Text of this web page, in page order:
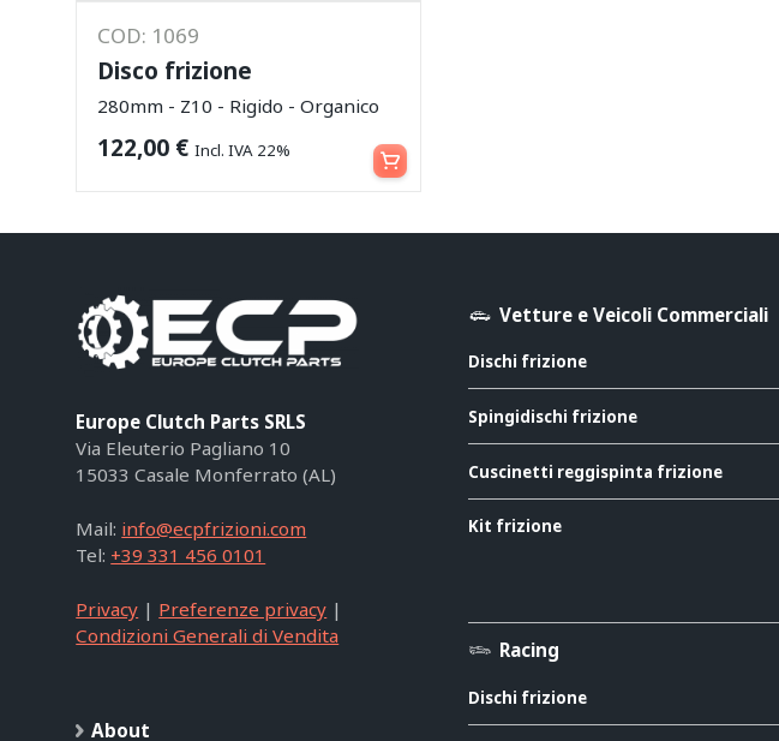
COD: 1069
Disco frizione
280mm - Z10 - Rigido - Organico
122,00 € Incl. IVA 22% Aggiungi al carrello
Europe Clutch Parts SRLS
Via Eleuterio Pagliano 10
15033 Casale Monferrato (AL)
Mail: info@ecpfrizioni.com
Tel: +39 331 456 0101
Privacy | Preferenze privacy |
Condizioni Generali di Vendita
About
Vetture e Veicoli Commerciali
Dischi frizione
Spingidischi frizione
Cuscinetti reggispinta frizione
Kit frizione
Racing
Dischi frizione